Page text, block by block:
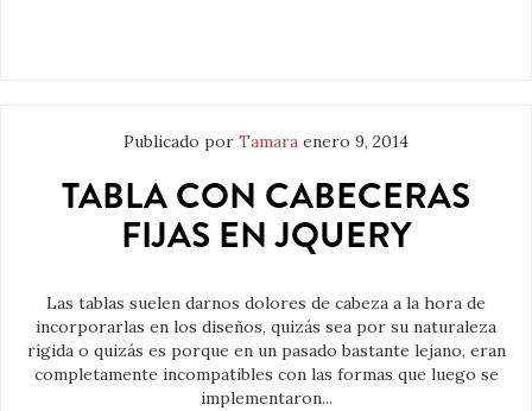
Publicado por Tamara enero 9, 2014
TABLA CON CABECERAS
FIJAS EN JQUERY
Las tablas suelen darnos dolores de cabeza a la hora de
incorporarlas en los diseños, quizás sea por su naturaleza
rígida o quizás es porque en un pasado bastante lejano, eran
completamente incompatibles con las formas que luego se
implementaron...